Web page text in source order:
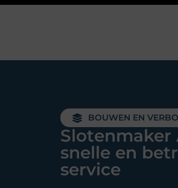
BOUWEN EN
Slotenmaker
snelle en
service